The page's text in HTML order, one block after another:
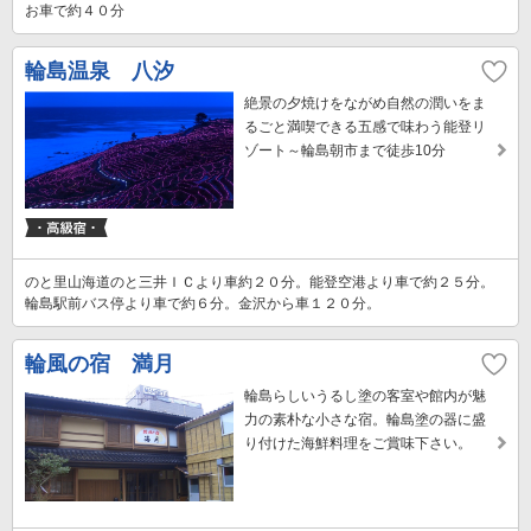
お車で約４０分
輪島温泉 八汐
絶景の夕焼けをながめ自然の潤いをま
るごと満喫できる五感で味わう能登リ
ゾート～輪島朝市まで徒歩10分
のと里山海道のと三井ＩＣより車約２０分。能登空港より車で約２５分。
輪島駅前バス停より車で約６分。金沢から車１２０分。
輪風の宿 満月
輪島らしいうるし塗の客室や館内が魅
力の素朴な小さな宿。輪島塗の器に盛
り付けた海鮮料理をご賞味下さい。